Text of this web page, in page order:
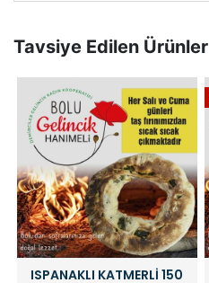
Tavsiye Edilen Ürünler
ISPANAKLI KATMERLİ 150